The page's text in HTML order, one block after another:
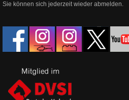
Sie können sich jederzeit wieder abmelden.